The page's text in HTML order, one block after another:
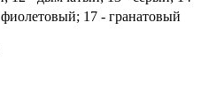
17 - гранатовый